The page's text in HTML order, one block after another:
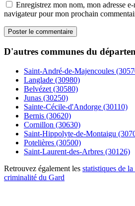
Enregistrez mon nom, mon adresse
navigateur pour mon prochain
D'autres communes du
Saint-André-de-Majencoules
Langlade (30980)
Belvézet (30580)
Junas (30250)
Sainte-Cécile-d'Andorge (30110)
Bernis (30620)
Cornillon (30630)
Saint-Hippolyte-de-Montaigu
Potelières (30500)
Saint-Laurent-des-Arbres (30126)
Retrouvez également les statistiques de
criminalité du Gard